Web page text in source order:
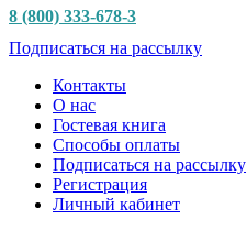
8 (800) 333-678-3
Подписаться на рассылку
Контакты
О нас
Гостевая книга
Способы оплаты
Подписаться на рассылку
Регистрация
Личный кабинет